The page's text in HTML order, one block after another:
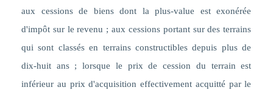
aux cessions de biens dont la plus-value est exonérée
d'impôt sur le revenu ; aux cessions portant sur des terrains
qui sont classés en terrains constructibles depuis plus de
dix-huit ans ; lorsque le prix de cession du terrain est
inférieur au prix d'acquisition effectivement acquitté par le